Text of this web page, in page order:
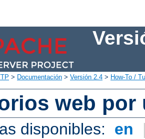
> Documentación > Versión 2.4 > How-To /
web por
disponibles: en